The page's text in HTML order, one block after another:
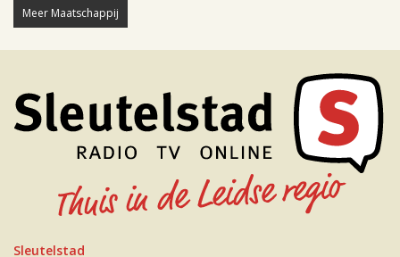
Meer Maatschappij
Sleutelstad